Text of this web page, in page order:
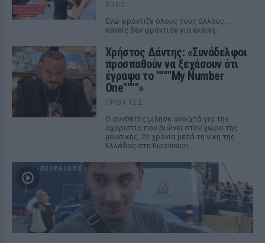
ΧΤΕΣ
Ενώ φρόντιζε όλους τους άλλους...
κανείς δεν φρόντισε για εκείνη
Χρήστος Δάντης: «Συνάδελφοι
προσπαθούν να ξεχάσουν ότι
έγραψα το """"My Number
One""""»
ΠΡΟΧΤΈΣ
Ο συνθέτης μίλησε ανοιχτά για την
αχαριστία που βιώνει στον χώρο της
μουσικής, 22 χρόνια μετά τη νίκη της
Ελλάδας στη Eurovision.